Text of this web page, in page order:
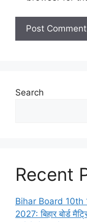
Search
Recent
Bihar Board 10th
2027: बिहार बोर्ड